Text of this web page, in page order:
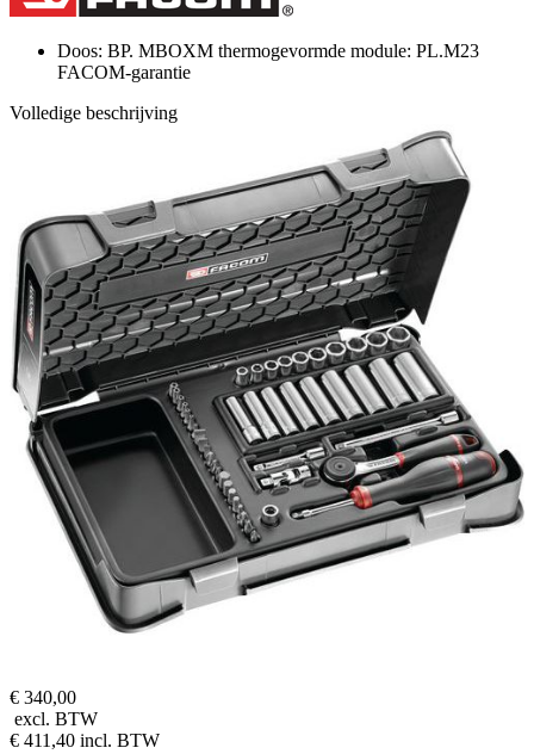
Doos: BP. MBOXM thermogevormde module: PL.M23
FACOM-garantie
Volledige beschrijving
€ 340,00
excl. BTW
€ 411,40 incl. BTW